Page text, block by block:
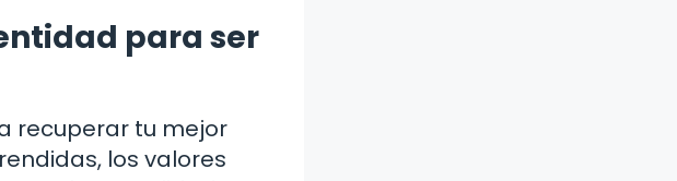
para ser
recuperar tu mejor
los valores